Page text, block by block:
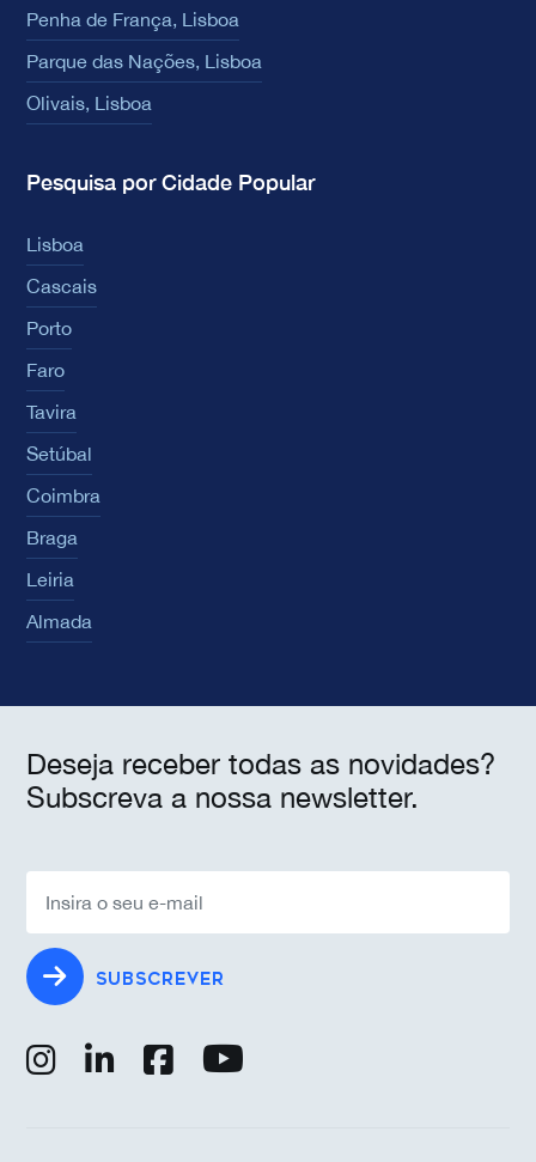
Penha de França, Lisboa
Parque das Nações, Lisboa
Olivais, Lisboa
Pesquisa por Cidade Popular
Lisboa
Cascais
Porto
Faro
Tavira
Setúbal
Coimbra
Braga
Leiria
Almada
Deseja receber todas as novidades?
Subscreva a nossa newsletter.
SUBSCREVER